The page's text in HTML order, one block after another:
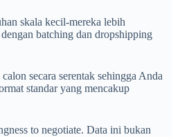
skala kecil-mereka lebih
batching dan dropshipping
secara serentak sehingga Anda
standar yang mencakup
to negotiate. Data ini bukan